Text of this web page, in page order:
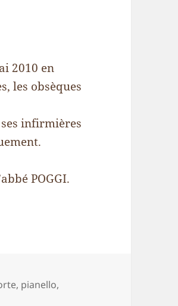
2010 en
les obsèques
infirmières
POGGI.
, pianello,